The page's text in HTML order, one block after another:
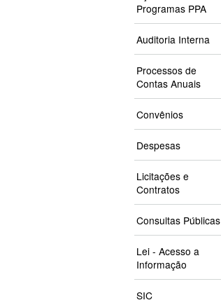
Programas PPA
Auditoria Interna
Processos de
Contas Anuais
Convênios
Despesas
Licitações e
Contratos
Consultas Públicas
Lei - Acesso a
Informação
SIC